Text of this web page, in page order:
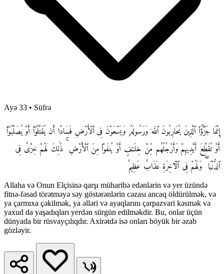
Ayə 33 • Süfrə
إِنَّمَا جَزَٰٓؤُا۟ ٱلَّذِينَ يُحَارِبُونَ ٱللَّهَ وَرَسُولَهُۥ وَيَسْعَوْنَ فِى ٱلْأَرْضِ فَسَادًا أَن يُقَتَّلُوٓا۟ أَوْ يُصَلَّبُوٓا۟
أَوْ تُقَطَّعَ أَيْدِيهِمْ وَأَرْجُلُهُم مِّنْ خِلَـٰفٍ أَوْ يُنفَوْا۟ مِنَ ٱلْأَرْضِ ۚ ذَٰلِكَ لَهُمْ خِزْىٌ فِى
ٱلدُّنْيَا ۖ وَلَهُمْ فِى ٱلْـَٔاخِرَةِ عَذَابٌ عَظِيمٌ
Allaha və Onun Elçisinə qarşı müharibə edənlərin və yer üzündə
fitnə-fəsad törətməyə səy göstərənlərin cəzası ancaq öldürülmək, və
ya çarmıxa çəkilmək, ya əlləri və ayaqlarını çarpazvari kəsmək və
yaxud da yaşadıqları yerdən sürgün edilməkdir. Bu, onlar üçün
dünyada bir rüsvayçılıqdır. Axirətdə isə onları böyük bir əzab
gözləyir.